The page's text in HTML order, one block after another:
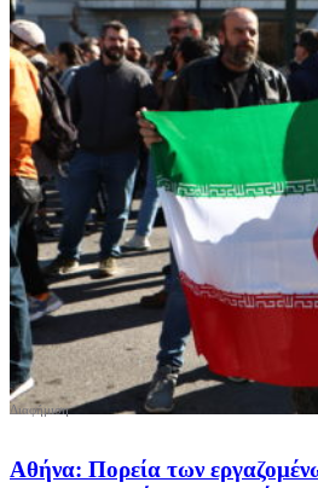
Αθήνα: Πορεία των